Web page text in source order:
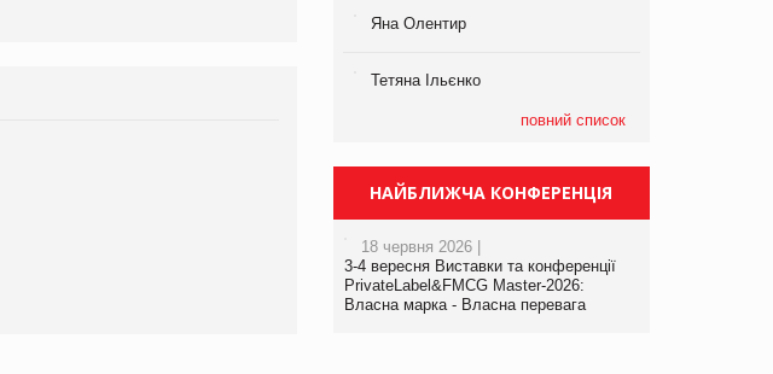
Брагина Людмила
Просування компанії на
www.trademaster.ua.
правила. Особливості.
Яна Олентир
Тетяна Ільєнко
повний список
НАЙБЛИЖЧА КОНФЕРЕНЦІЯ
18 червня 2026 |
3-4 вересня Виставки та конференції
PrivateLabel&FMCG Master-2026:
Власна марка - Власна перевага